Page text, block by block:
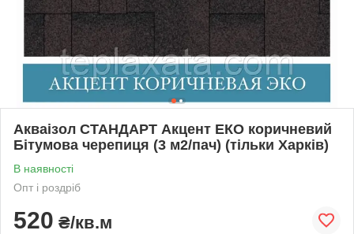
Акваізол СТАНДАРТ Акцент ЕКО коричневий
Бітумова черепиця (3 м2/пач) (тільки Харків)
В наявності
Опт і роздріб
520 ₴/кв.м